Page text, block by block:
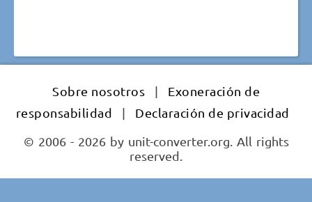
Sobre nosotros |
Exoneración de
responsabilidad
|
Declaración de privacidad
© 2006 - 2026 by unit-converter.org. All rights
reserved.